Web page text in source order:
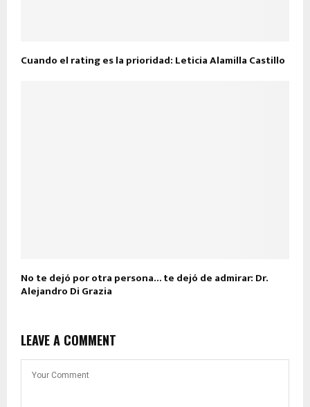
Cuando el rating es la prioridad: Leticia Alamilla Castillo
No te dejó por otra persona… te dejó de admirar: Dr.
Alejandro Di Grazia
LEAVE A COMMENT